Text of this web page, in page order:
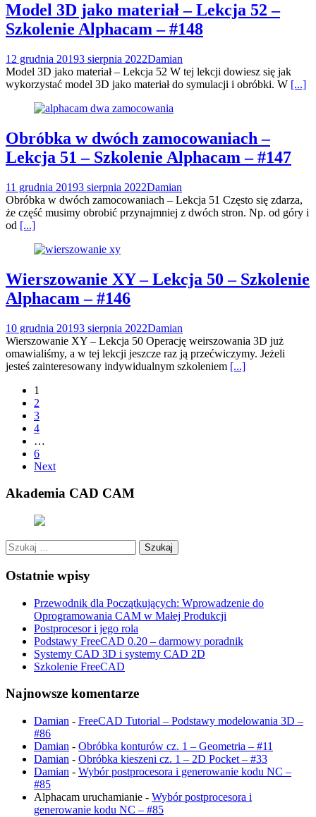
Model 3D jako materiał – Lekcja 52 –
Szkolenie Alphacam – #148
12 grudnia 20193 sierpnia 2022Damian
Model 3D jako materiał – Lekcja 52 W tej lekcji dowiesz się jak
wykorzystać model 3D jako materiał do symulacji i obróbki. W [...]
Obróbka w dwóch zamocowaniach –
Lekcja 51 – Szkolenie Alphacam – #147
11 grudnia 20193 sierpnia 2022Damian
Obróbka w dwóch zamocowaniach – Lekcja 51 Często się zdarza,
że część musimy obrobić przynajmniej z dwóch stron. Np. od góry i
od [...]
Wierszowanie XY – Lekcja 50 – Szkolenie
Alphacam – #146
10 grudnia 20193 sierpnia 2022Damian
Wierszowanie XY – Lekcja 50 Operację weirszowania 3D już
omawialiśmy, a w tej lekcji jeszcze raz ją przećwiczymy. Jeżeli
jesteś zainteresowany indywidualnym szkoleniem [...]
Posts
navigation
1
2
3
4
…
6
Next
Akademia CAD CAM
Szukaj:
Ostatnie wpisy
Przewodnik dla Początkujących: Wprowadzenie do
Oprogramowania CAM w Małej Produkcji
Postprocesor i jego rola
Podstawy FreeCAD 0.20 – darmowy poradnik
Systemy CAD 3D i systemy CAD 2D
Szkolenie FreeCAD
Najnowsze komentarze
Damian - FreeCAD Tutorial – Podstawy modelowania 3D –
#86
Damian - Obróbka konturów cz. 1 – Geometria – #11
Damian - Obróbka kieszeni cz. 1 – 2D Pocket – #33
Damian - Wybór postprocesora i generowanie kodu NC –
#85
Alphacam uruchamianie - Wybór postprocesora i
generowanie kodu NC – #85